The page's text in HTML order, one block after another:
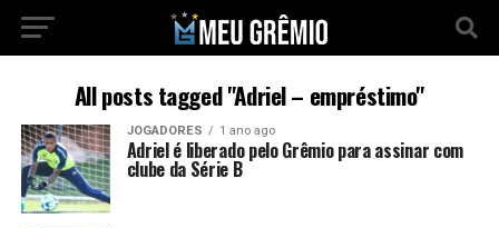
All posts tagged "Adriel – empréstimo"
JOGADORES 1 ano ago
Adriel é liberado pelo Grêmio para assinar com
clube da Série B